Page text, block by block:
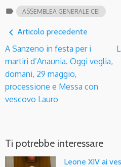
label ASSEMBLEA GENERALE CEI
navigate_before Articolo precedente
A Sanzeno in festa per i
martiri d’Anaunia. Oggi veglia,
domani, 29 maggio,
processione e Messa con
vescovo Lauro
Ti potrebbe interessare
Leone XIV ai